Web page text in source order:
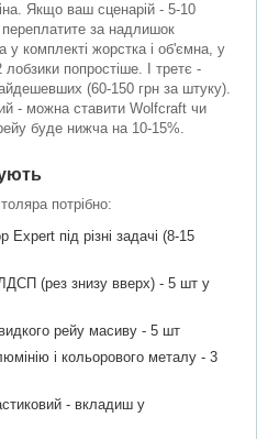
Якщо ваш сценарій - 5-10
за надлишок
у комплекті жорстка і об'ємна, у
попростіше. І третє -
(60-150 грн за штуку).
- можна ставити Wolfcraft чи
буде нижча на 10-15%.
потрібно:
Expert під різні задачі (8-15
(рез знизу вверх) - 5 шт у
рейу масиву - 5 шт
і кольорового металу - 3
- вкладиш у